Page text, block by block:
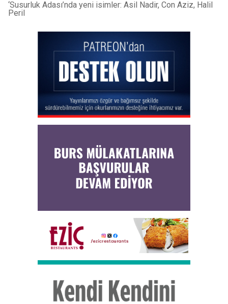
‘Susurluk Adası’nda yeni isimler: Asil Nadir, Con Aziz, Halil
Peril